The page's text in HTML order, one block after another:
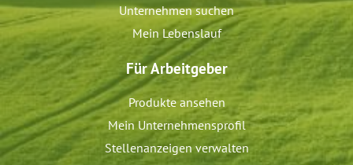
Unternehmen suchen
Mein Lebenslauf
Für Arbeitgeber
Produkte ansehen
Mein Unternehmensprofil
Stellenanzeigen verwalten